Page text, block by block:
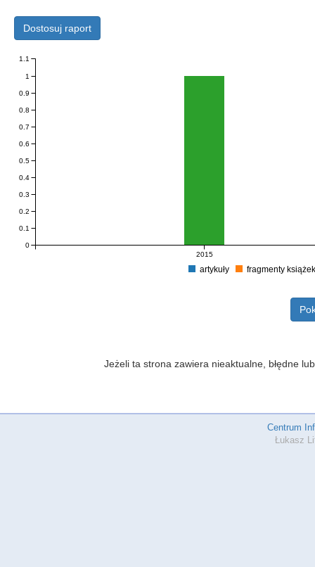
Dostosuj raport
2015
0
0.1
0.2
0.3
0.4
0.5
0.6
0.7
0.8
0.9
1
1.1
artykuły fragmenty
Jeżeli ta strona zawiera nieaktualne, błędne
Centrum
Łukasz